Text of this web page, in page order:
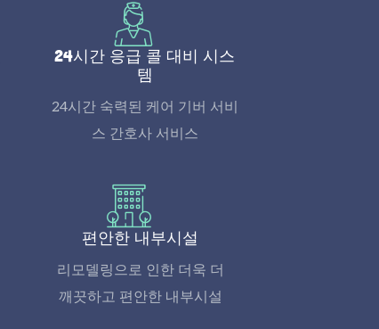
24시간 응급 콜 대비 시스
템
24시간 숙력된 케어 기버 서비
스 간호사 서비스
편안한 내부시설
리모델링으로 인한 더욱 더
깨끗하고 편안한 내부시설